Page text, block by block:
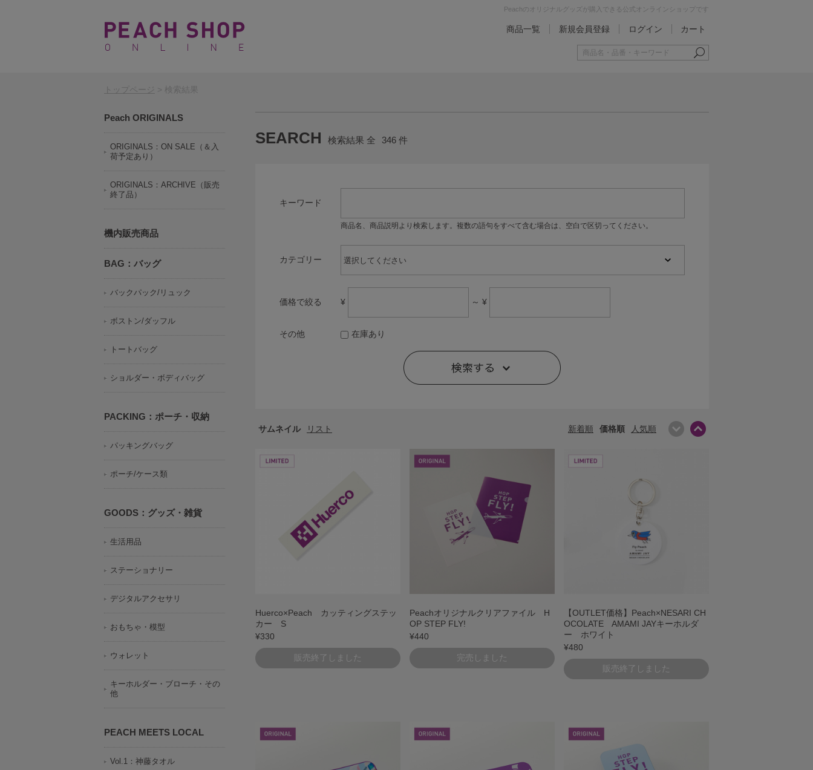
Peachのオリジナルグッズが購入できる公式オンラインショップです
商品一覧 新規会員登録 ログイン カート
トップページ > 検索結果
Peach ORIGINALS
ORIGINALS：ON SALE（＆入
荷予定あり）
ORIGINALS：ARCHIVE（販売
終了品）
機内販売商品
BAG：バッグ
バックパック/リュック
ボストン/ダッフル
トートバッグ
ショルダー・ボディバッグ
PACKING：ポーチ・収納
パッキングバッグ
ポーチ/ケース類
GOODS：グッズ・雑貨
生活用品
ステーショナリー
デジタルアクセサリ
おもちゃ・模型
ウォレット
キーホルダー・ブローチ・その
他
PEACH MEETS LOCAL
Vol.1：神藤タオル
SEARCH 検索結果 全 346 件
キーワード
商品名、商品説明より検索します。複数の語句をすべて含む場合は、空白で区切ってください。
カテゴリー
価格で絞る ¥ ～ ¥
その他 在庫あり
サムネイル リスト 新着順 価格順 人気順
Huerco×Peach カッティングステッ
カー S
¥330
販売終了しました
Peachオリジナルクリアファイル H
OP STEP FLY!
¥440
完売しました
【OUTLET価格】Peach×NESARI CH
OCOLATE AMAMI JAYキーホルダ
ー ホワイト
¥480
販売終了しました